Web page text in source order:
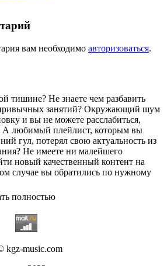
вам необходимо авторизоваться.
тишине? Не знаете чем разбавить
занятий? Окружающий шум
и вы не можете расслабиться,
А любимый плейлист, которым вы
гул, потерял свою актуальность из
Не имеете ни малейшего
новый качественный контент на
случае вы обратились по нужному
KGZ Musicс большой радостью
и новых слушателей! Специально
чудесную подборку самых лучших
жанровых стилистиках. Огромное
треков, самые востребованные и
отечественных и зарубежных
полностью
kgz-music.com